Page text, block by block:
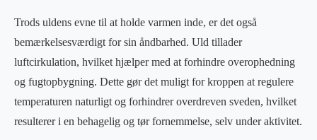
Trods uldens evne til at holde varmen inde, er det også
bemærkelsesværdigt for sin åndbarhed. Uld tillader
luftcirkulation, hvilket hjælper med at forhindre overophedning
og fugtopbygning. Dette gør det muligt for kroppen at regulere
temperaturen naturligt og forhindrer overdreven sveden, hvilket
resulterer i en behagelig og tør fornemmelse, selv under aktivitet.